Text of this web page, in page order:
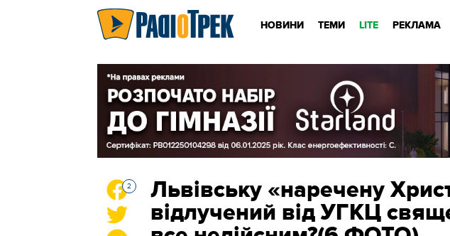
НОВИНИ ТЕМИ LITE РЕКЛАМА
2
Львівську «наречену
відлучений від УГКЦ